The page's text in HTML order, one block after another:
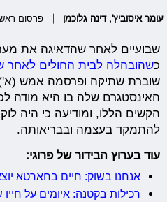
עומר איסוביץ',דינה גלוכמן פרסום ראשון: 06/08/2018,
שבועיים לאחר שהדאיגה את
כשהובהלה לבית החולים לאחר
שוברת שתיקה ופרסמה אמש
האינסטגרם שלה בו היא מודה
הקשים הללו, ומודיעה כי היה
להתמקד בעצמה ובבריאותה.
עוד בערוץ הבידור של פרוגי:
אנחנו בשוק: חיים בחארטא
רכילות בקטנה: איומים על